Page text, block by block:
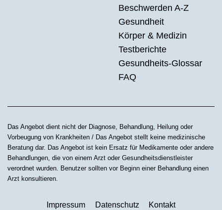
Beschwerden A-Z
Gesundheit
Körper & Medizin
Testberichte
Gesundheits-Glossar
FAQ
Das Angebot dient nicht der Diagnose, Behandlung, Heilung oder
Vorbeugung von Krankheiten / Das Angebot stellt keine medizinische
Beratung dar. Das Angebot ist kein Ersatz für Medikamente oder andere
Behandlungen, die von einem Arzt oder Gesundheitsdienstleister
verordnet wurden. Benutzer sollten vor Beginn einer Behandlung einen
Arzt konsultieren.
Impressum Datenschutz Kontakt